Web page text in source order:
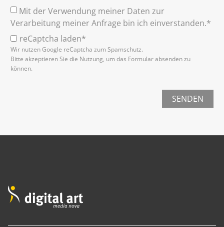
Mit der Verwendung meiner Daten zur
Verarbeitung meiner Anfrage bin ich einverstanden.*
reCaptcha laden*
Wir nutzen Google reCaptcha zum Spamschutz.
Bitte akzeptieren Sie die Nutzung, um das Formular absenden zu
können.
SENDEN